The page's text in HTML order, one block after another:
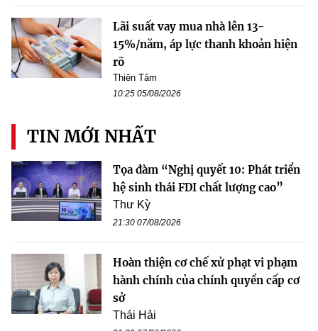
Lãi suất vay mua nhà lên 13-
15%/năm, áp lực thanh khoản hiện
rõ
Thiên Tâm
10:25 05/08/2026
TIN MỚI NHẤT
Tọa đàm “Nghị quyết 10: Phát triển
hệ sinh thái FDI chất lượng cao”
Thư Kỳ
21:30 07/08/2026
Hoàn thiện cơ chế xử phạt vi phạm
hành chính của chính quyền cấp cơ
sở
Thái Hải